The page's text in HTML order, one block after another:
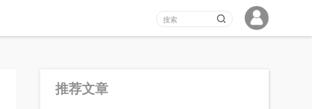
推荐文章